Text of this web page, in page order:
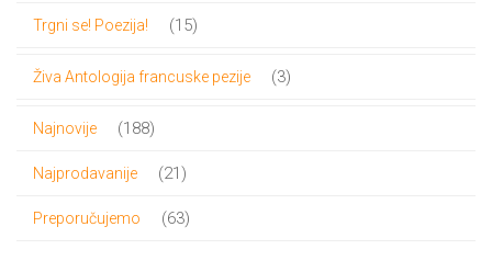
Trgni se! Poezija! 1515
Živa Antologija francuske pezije 33
Najnovije 188188
Najprodavanije 21 21
Preporučujemo 6363